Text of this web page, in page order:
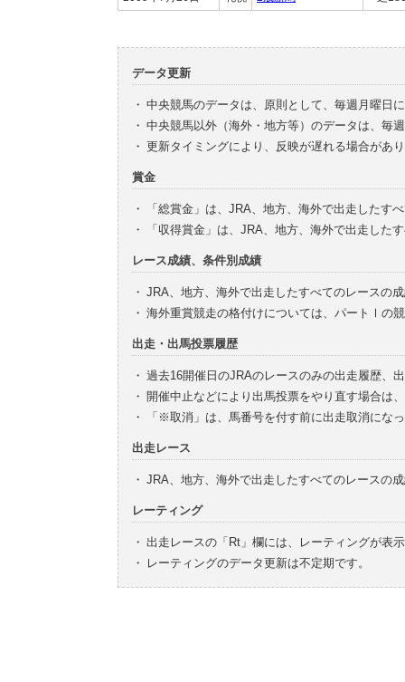
データ更新
・ 中央競馬のデータは、原則として、毎週月曜日
・ 中央競馬以外（海外・地方等）のデータは、毎
・ 更新タイミングにより、反映が遅れる場合があ
賞金
・
「総賞金」は、JRA、地方、海外で出走したす
・
「収得賞金」は、JRA、地方、海外で出走した
レース成績、条件別成績
・ JRA、地方、海外で出走したすべてのレースの
・ 海外重賞競走の格付けについては、パートⅠの
出走・出馬投票履歴
・ 過去16開催日のJRAのレースのみの出走履歴、
・ 開催中止などにより出馬投票をやり直す場合は
・
「※取消」は、馬番号を付す前に出走取消にな
出走レース
・ JRA、地方、海外で出走したすべてのレースの
レーティング
・ 出走レースの「Rt」欄には、レーティングが表
・
レーティングのデータ更新は不定期です。